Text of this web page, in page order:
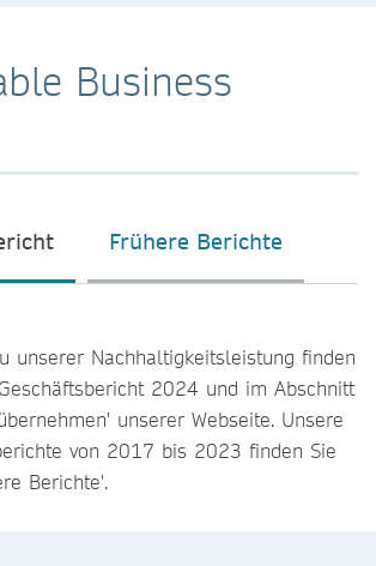
Business
Frühere Berichte
unserer Nachhaltigkeitsleistung finden
2024 und im Abschnitt
unserer Webseite. Unsere
von 2017 bis 2023 finden Sie
Berichte'.